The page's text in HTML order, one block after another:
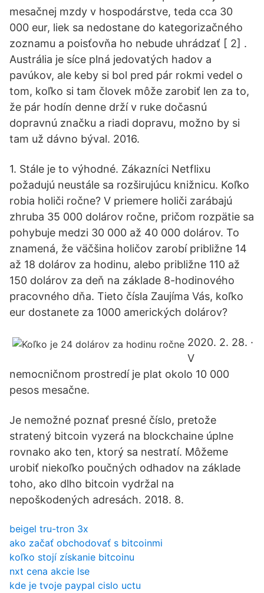
mesačnej mzdy v hospodárstve, teda cca 30
000 eur, liek sa nedostane do kategorizačného
zoznamu a poisťovňa ho nebude uhrádzať [ 2] .
Austrália je síce plná jedovatých hadov a
pavúkov, ale keby si bol pred pár rokmi vedel o
tom, koľko si tam človek môže zarobiť len za to,
že pár hodín denne drží v ruke dočasnú
dopravnú značku a riadi dopravu, možno by si
tam už dávno býval. 2016.
1. Stále je to výhodné. Zákazníci Netflixu
požadujú neustále sa rozširujúcu knižnicu. Koľko
robia holiči ročne? V priemere holiči zarábajú
zhruba 35 000 dolárov ročne, pričom rozpätie sa
pohybuje medzi 30 000 až 40 000 dolárov. To
znamená, že väčšina holičov zarobí približne 14
až 18 dolárov za hodinu, alebo približne 110 až
150 dolárov za deň na základe 8-hodinového
pracovného dňa. Tieto čísla Zaujíma Vás, koľko
eur dostanete za 1000 amerických dolárov?
2020. 2. 28. ·
V
nemocničnom prostredí je plat okolo 10 000
pesos mesačne.
Je nemožné poznať presné číslo, pretože
stratený bitcoin vyzerá na blockchaine úplne
rovnako ako ten, ktorý sa nestratí. Môžeme
urobiť niekoľko poučných odhadov na základe
toho, ako dlho bitcoin vydržal na
nepoškodených adresách. 2018. 8.
beigel tru-tron 3x
ako začať obchodovať s bitcoinmi
koľko stojí získanie bitcoinu
nxt cena akcie lse
kde je tvoje paypal cislo uctu